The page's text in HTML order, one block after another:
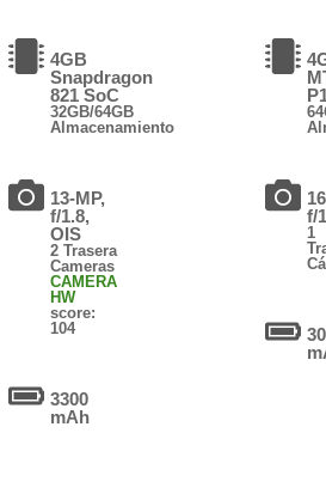
4GB
Snapdragon
821 SoC
32GB/64GB
Almacenamiento
13-MP,
f/1.8,
OIS
2 Trasera
Cameras
CAMERA
HW
score:
104
3300
mAh
f/
1